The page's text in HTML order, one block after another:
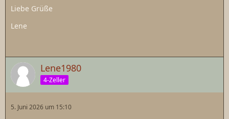
Liebe Grüße
Lene
Lene1980
4-Zeller
5. Juni 2026 um 15:10